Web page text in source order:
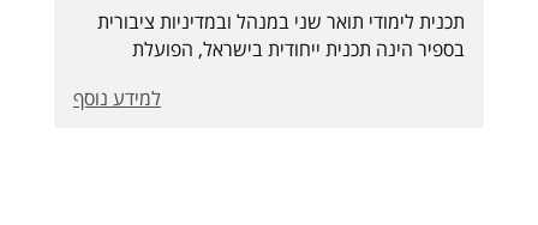
תכנית לימודי תואר שני במנהל ובמדיניות ציבורית
בספיר הינה תכנית ייחודית בישראל, הפועלת
הנושאים את התואר “מוסמך במנהל ובמדיניותלמידע נוסף